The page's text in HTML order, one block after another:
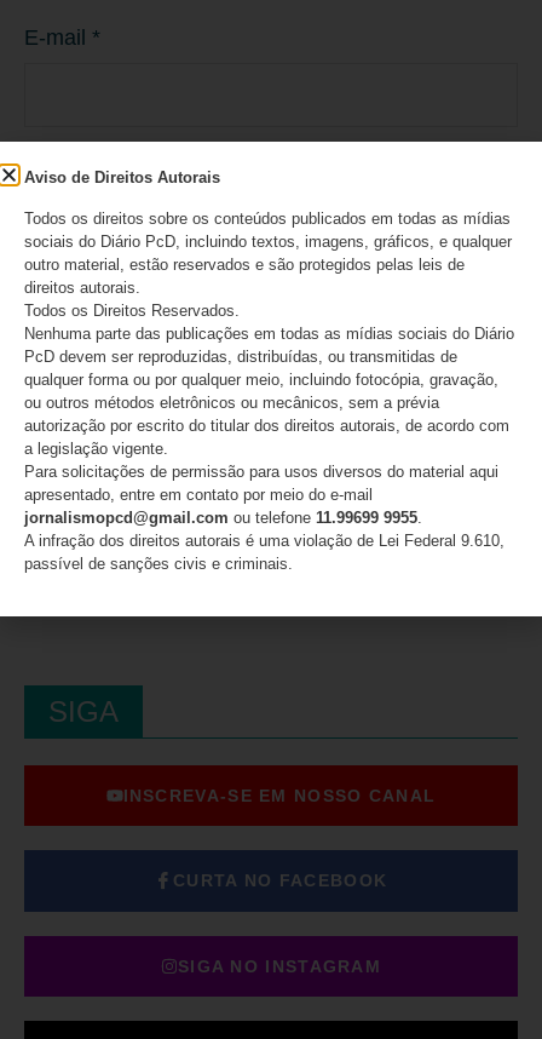
E-mail *
Site
Salvar meus dados neste navegador para a
próxima vez que eu comentar.
SIGA
INSCREVA-SE EM NOSSO CANAL
CURTA NO FACEBOOK
SIGA NO INSTAGRAM
Aviso de Direitos Autorais
Todos os direitos sobre os conteúdos publicados em todas as mídias
sociais do Diário PcD, incluindo textos, imagens, gráficos, e qualquer
outro material, estão reservados e são protegidos pelas leis de
direitos autorais.
Todos os Direitos Reservados.
Nenhuma parte das publicações em todas as mídias sociais do Diário
PcD devem ser reproduzidas, distribuídas, ou transmitidas de
qualquer forma ou por qualquer meio, incluindo fotocópia, gravação,
ou outros métodos eletrônicos ou mecânicos, sem a prévia
autorização por escrito do titular dos direitos autorais, de acordo com
a legislação vigente.
Para solicitações de permissão para usos diversos do material aqui
apresentado, entre em contato por meio do e-mail
jornalismopcd@gmail.com ou telefone 11.99699 9955
A infração dos direitos autorais é uma violação de Lei Federal 9.610,
passível de sanções civis e criminais.